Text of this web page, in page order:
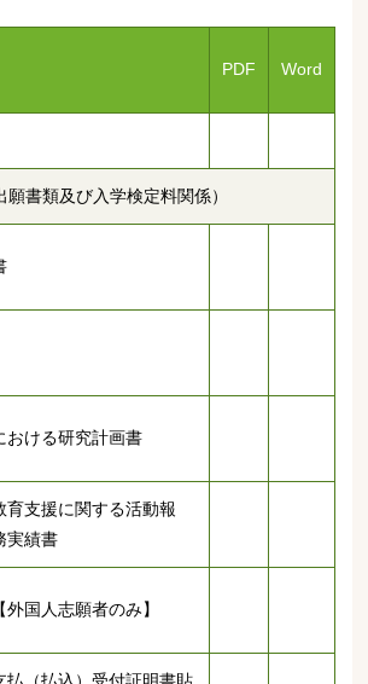
PDF Word
書類及び入学検定料関係）
おける研究計画書
育支援に関する活動報
実績書
国人志願者のみ】